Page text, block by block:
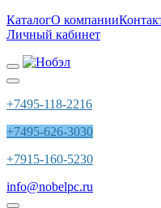
КаталогО компании
Личный кабинет
+7495-118-2216
+7495-626-3030
+7915-160-5230
info@nobelpc.ru